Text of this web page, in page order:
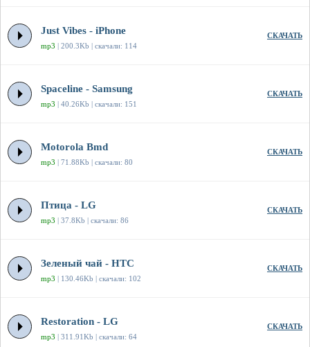
Just Vibes - iPhone
mp3 | 200.3Kb | скачали: 114
СКАЧАТЬ
Spaceline - Samsung
mp3 | 40.26Kb | скачали: 151
СКАЧАТЬ
Motorola Bmd
mp3 | 71.88Kb | скачали: 80
СКАЧАТЬ
Птица - LG
mp3 | 37.8Kb | скачали: 86
СКАЧАТЬ
Зеленый чай - HTC
mp3 | 130.46Kb | скачали: 102
СКАЧАТЬ
Restoration - LG
mp3 | 311.91Kb | скачали: 64
СКАЧАТЬ